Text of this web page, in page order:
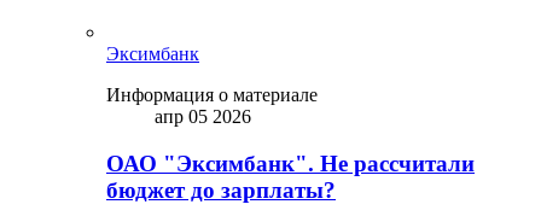
Эксимбанк
Информация о материале
апр 05 2026
ОАО "Эксимбанк". Не рассчитали
бюджет до зарплаты?